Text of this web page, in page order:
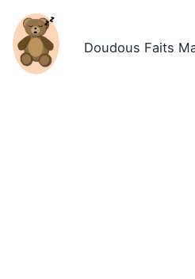
contenu
Doudous Faits